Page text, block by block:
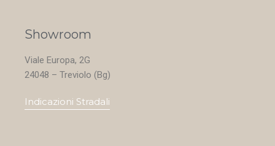
Showroom
Viale Europa, 2G
24048 – Treviolo (Bg)
Indicazioni Stradali